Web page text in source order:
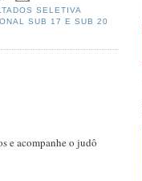
SELETIVA
SUB 17 E SUB 20
e acompanhe o judô